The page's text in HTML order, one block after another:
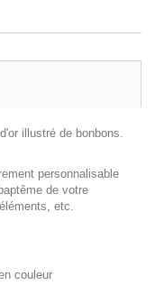
illustré de bonbons.
personnalisable
de votre
etc.
couleur